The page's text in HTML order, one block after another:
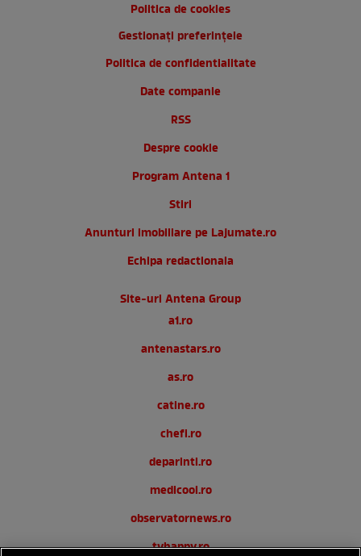
Politica de cookies
Gestionați preferințele
Politica de confidentialitate
Date companie
RSS
Despre cookie
Program Antena 1
Stiri
Anunturi imobiliare pe Lajumate.ro
Echipa redactionala
Site-uri Antena Group
a1.ro
antenastars.ro
as.ro
catine.ro
chefi.ro
deparinti.ro
medicool.ro
observatornews.ro
tvhappy.ro